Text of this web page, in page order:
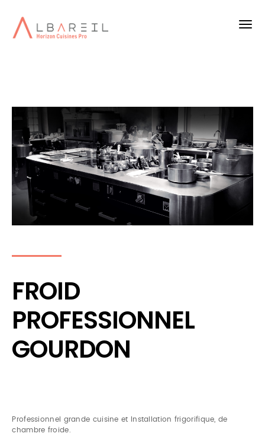
FROID
PROFESSIONNEL
GOURDON
Professionnel grande cuisine et Installation frigorifique, de
chambre froide.